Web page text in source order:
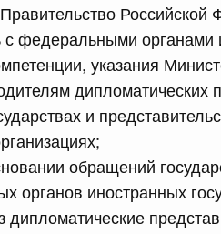
Российской
федеральными органами
указания
дипломатических
и
обращений
органов иностранных
дипломатические
Федерации от
Российской Федерации
Федерации от
Российской Федерации